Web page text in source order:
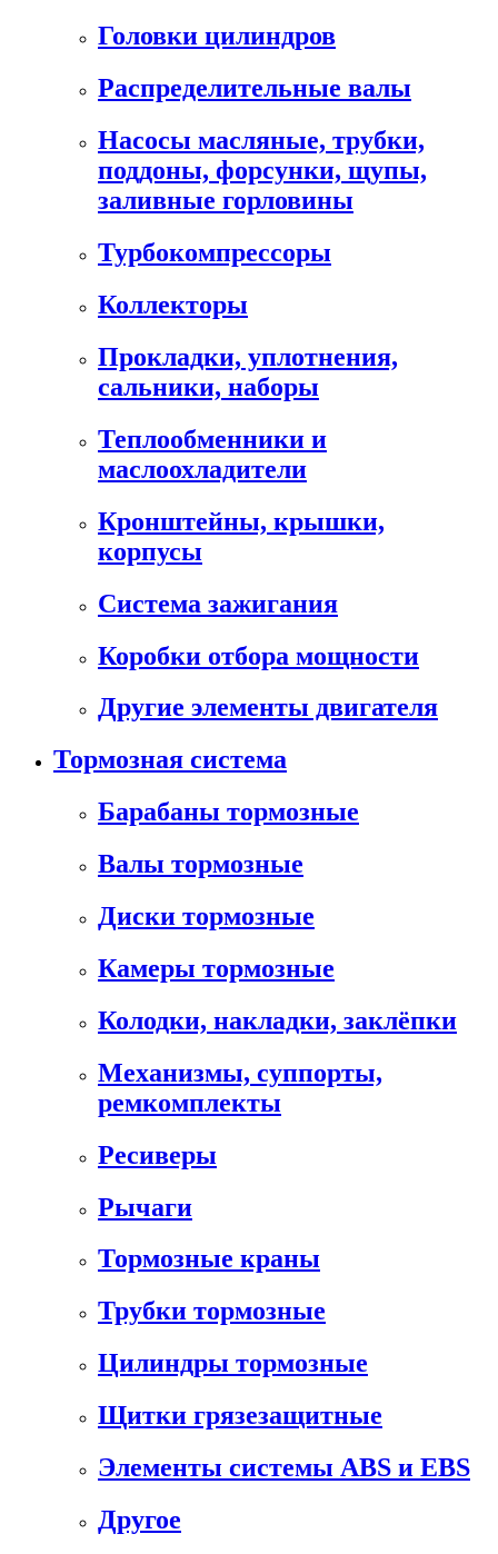
Головки цилиндров
Распределительные валы
Насосы масляные, трубки,
поддоны, форсунки, щупы,
заливные горловины
Турбокомпрессоры
Коллекторы
Прокладки, уплотнения,
сальники, наборы
Теплообменники и
маслоохладители
Кронштейны, крышки,
корпусы
Cистема зажигания
Коробки отбора мощности
Другие элементы двигателя
Тормозная система
Барабаны тормозные
Валы тормозные
Диски тормозные
Камеры тормозные
Колодки, накладки, заклёпки
Механизмы, суппорты,
ремкомплекты
Ресиверы
Рычаги
Тормозные краны
Трубки тормозные
Цилиндры тормозные
Щитки грязезащитные
Элементы системы ABS и EBS
Другое